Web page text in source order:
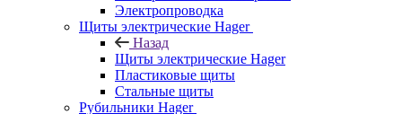
Электропроводка
Щиты электрические Hager
Назад
Щиты электрические Hager
Пластиковые щиты
Стальные щиты
Рубильники Hager